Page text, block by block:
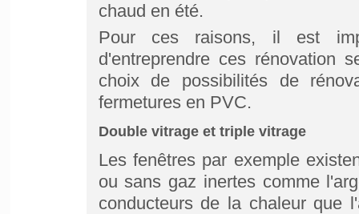
chaud en été.
Pour ces raisons, il est
d'entreprendre ces rénovation
choix de possibilités de
fermetures en PVC.
Double vitrage et triple vitrage
Les fenêtres par exemple
ou sans gaz inertes comme
conducteurs de la chaleur que